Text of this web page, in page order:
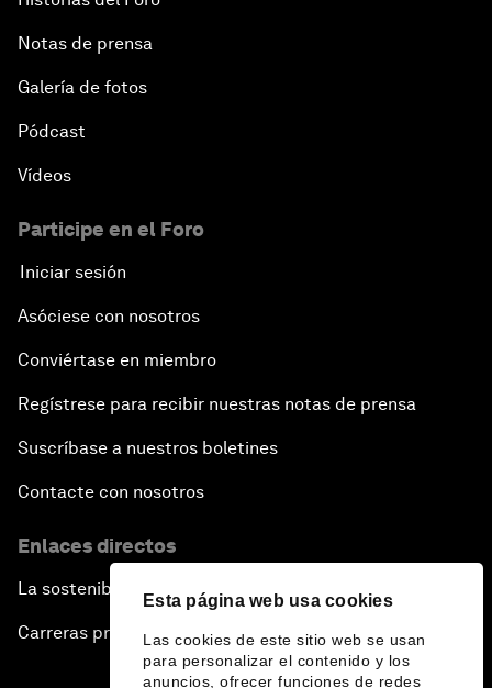
Esta página web usa cookies
Las cookies de este sitio web se usan
para personalizar el contenido y los
anuncios, ofrecer funciones de redes
Notas de prensa
Galería de fotos
Pódcast
Vídeos
Participe en el Foro
Iniciar sesión
Asóciese con nosotros
Conviértase en miembro
Regístrese para recibir nuestras notas de prensa
Suscríbase a nuestros boletines
Contacte con nosotros
Enlaces directos
La sostenibilidad en el Foro
Carreras profesionales